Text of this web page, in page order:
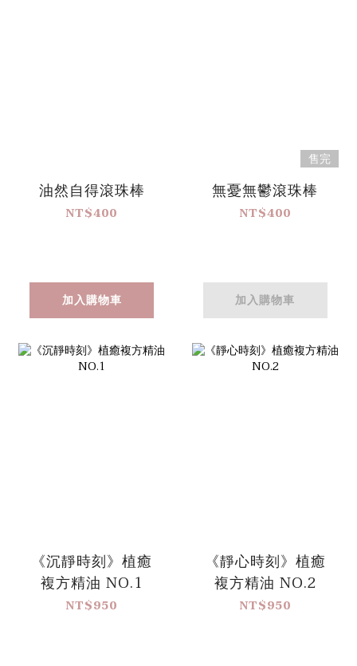
油然自得滾珠棒
NT$400
加入購物車
售完
無憂無鬱滾珠棒
NT$400
加入購物車
《沉靜時刻》植癒
複方精油 NO.1
NT$950
《靜心時刻》植癒
複方精油 NO.2
NT$950